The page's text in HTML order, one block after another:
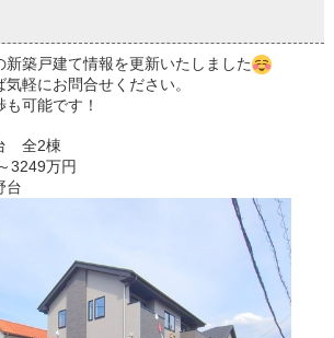
築戸建て情報を更新いたしました
軽にお問合せください。
可能です！
全2棟
3249万円
台